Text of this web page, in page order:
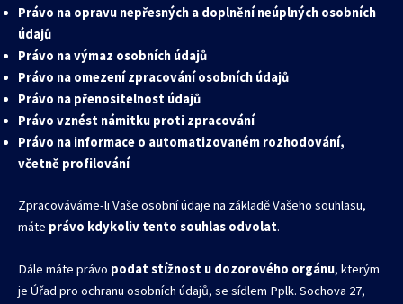
Právo na opravu nepřesných a doplnění neúplných osobních
údajů
Právo na výmaz osobních údajů
Právo na omezení zpracování osobních údajů
Právo na přenositelnost údajů
Právo vznést námitku proti zpracování
Právo na informace o automatizovaném rozhodování,
včetně profilování
Zpracováváme-li Vaše osobní údaje na základě Vašeho souhlasu,
máte právo kdykoliv tento souhlas odvolat.
Dále máte právo podat stížnost u dozorového orgánu, kterým
je Úřad pro ochranu osobních údajů, se sídlem Pplk. Sochova 27,